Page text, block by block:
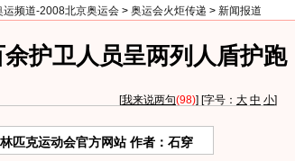
运频道-2008北京奥运会 > 奥运会火炬传递 > 新闻报道
护卫人员呈两列人盾护跑
[我来说两句(98)] [字号： 大 中 小]
匹克运动会官方网站 作者：石穿